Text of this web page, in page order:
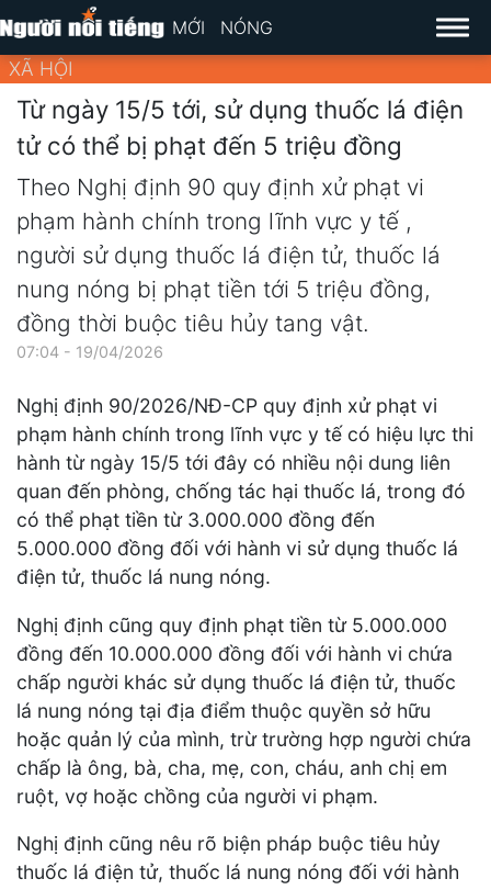
MỚI NÓNG
XÃ HỘI
Từ ngày 15/5 tới, sử dụng thuốc lá điện
tử có thể bị phạt đến 5 triệu đồng
Theo Nghị định 90 quy định xử phạt vi
phạm hành chính trong lĩnh vực y tế ,
người sử dụng thuốc lá điện tử, thuốc lá
nung nóng bị phạt tiền tới 5 triệu đồng,
đồng thời buộc tiêu hủy tang vật.
07:04 - 19/04/2026
Nghị định 90/2026/NĐ-CP quy định xử phạt vi
phạm hành chính trong lĩnh vực y tế có hiệu lực thi
hành từ ngày 15/5 tới đây có nhiều nội dung liên
quan đến phòng, chống tác hại thuốc lá, trong đó
có thể phạt tiền từ 3.000.000 đồng đến
5.000.000 đồng đối với hành vi sử dụng thuốc lá
điện tử, thuốc lá nung nóng.
Nghị định cũng quy định phạt tiền từ 5.000.000
đồng đến 10.000.000 đồng đối với hành vi chứa
chấp người khác sử dụng thuốc lá điện tử, thuốc
lá nung nóng tại địa điểm thuộc quyền sở hữu
hoặc quản lý của mình, trừ trường hợp người chứa
chấp là ông, bà, cha, mẹ, con, cháu, anh chị em
ruột, vợ hoặc chồng của người vi phạm.
Nghị định cũng nêu rõ biện pháp buộc tiêu hủy
thuốc lá điện tử, thuốc lá nung nóng đối với hành